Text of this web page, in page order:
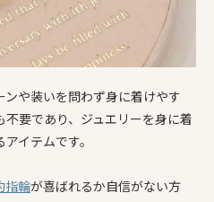
ンや装いを問わず身に着けやす
要であり、ジュエリーを身に着
イテムです。
指輪が喜ばれるか自信がない方